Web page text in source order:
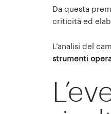
Da questa
criticità ed
L’analisi del
strumenti